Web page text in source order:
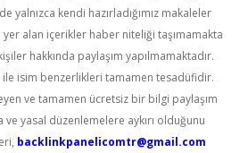
yalnızca kendi hazırladığımız makaleler
yer alan içerikler haber niteliği taşımamakta
hakkında paylaşım yapılmamaktadır.
ile isim benzerlikleri tamamen tesadüfidir.
ve tamamen ücretsiz bir bilgi paylaşım
yasal düzenlemelere aykırı olduğunu
backlinkpanelicomtr@gmail.com